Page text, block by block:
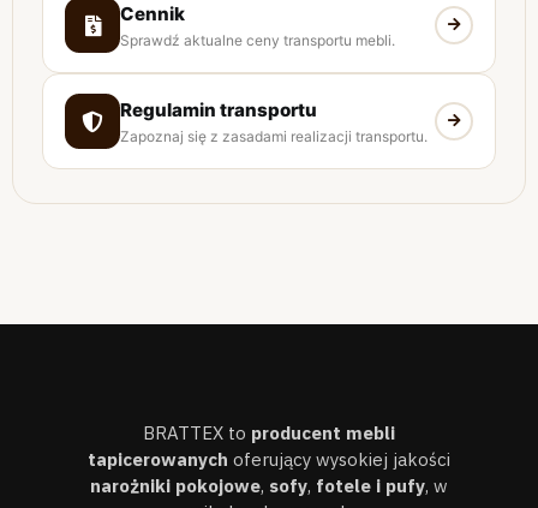
Cennik
Sprawdź aktualne ceny transportu mebli.
Regulamin transportu
Zapoznaj się z zasadami realizacji transportu.
BRATTEX to producent mebli
tapicerowanych oferujący wysokiej jakości
narożniki pokojowe, sofy, fotele i pufy, w